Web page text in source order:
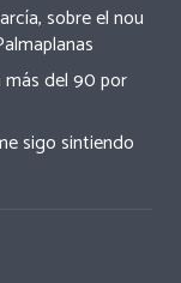
sobre el nou
más del 90 por
sigo sintiendo